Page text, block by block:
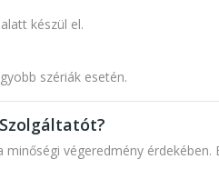
készül el.
szériák esetén.
végeredmény érdekében.